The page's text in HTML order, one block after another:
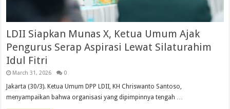
LDII Siapkan Munas X, Ketua Umum Ajak
Pengurus Serap Aspirasi Lewat Silaturahim
Idul Fitri
March 31, 2026 0
Jakarta (30/3). Ketua Umum DPP LDII, KH Chriswanto Santoso,
menyampaikan bahwa organisasi yang dipimpinnya tengah …